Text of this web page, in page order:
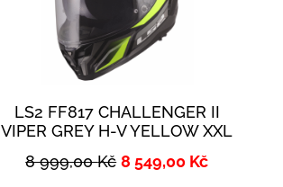
LS2 FF817 CHALLENGER II
VIPER GREY H-V YELLOW XXL
8 999,00Kč 8 549,00 Kč